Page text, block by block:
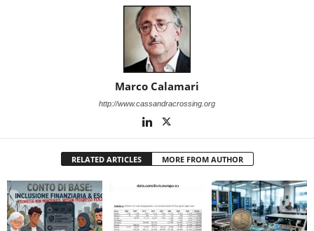
Marco Calamari
http://www.cassandracrossing.org
RELATED ARTICLES MORE FROM AUTHOR